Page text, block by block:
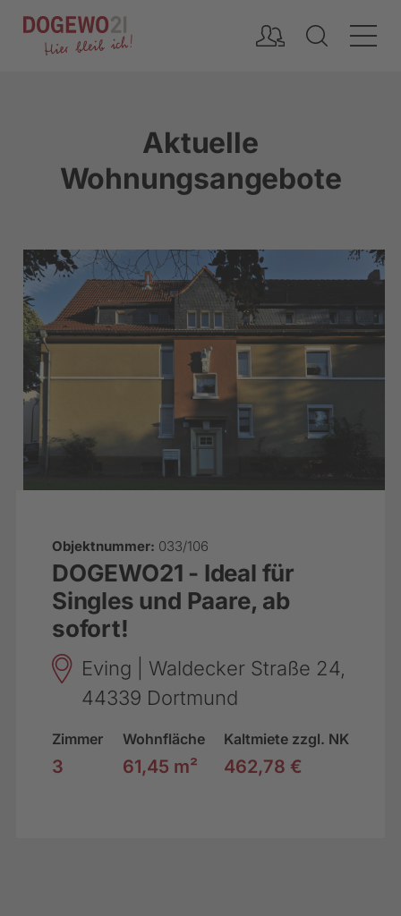
Aktuelle
Wohnungsangebote
Objektnummer: 033/106
DOGEWO21 - Ideal für
Singles und Paare, ab
sofort!
Eving | Waldecker Straße 24,
44339 Dortmund
Zimmer
3
Wohnfläche
61,45 m²
Kaltmiete zzgl. NK
462,78 €